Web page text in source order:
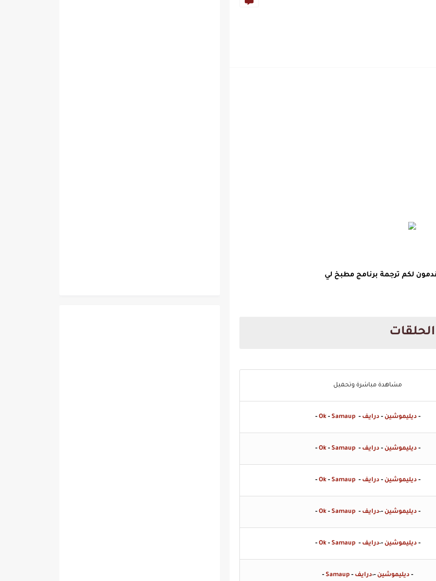
لكم ترجمة برنامج مطبخ لي
الحلقات
مشاهدة مباشرة وتحميل
- ديليموشين - درايف -
Ok- Samaup
-
- ديليموشين - درايف -
Ok- Samaup
-
- ديليموشين- درايف -
Ok- Samaup
-
- ديليموشين- درايف-
Ok - Samaup
-
- ديليموشين- درايف-
Ok - Samaup
-
- ديليموشين - درايف -
Samaup
-